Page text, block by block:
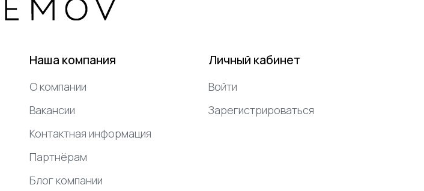
Наша компания
О компании
Вакансии
Контактная информация
Партнёрам
Блог компании
Личный кабинет
Войти
Зарегистрироваться